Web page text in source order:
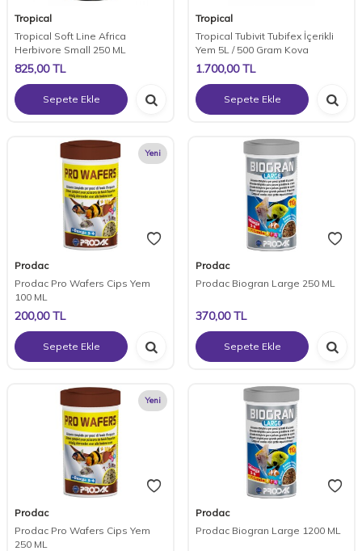
Tropical
Tropical Soft Line Africa
Herbivore Small 250 ML
825,00TL
Sepete Ekle
Tropical
Tropical Tubivit Tubifex İçerikli
Yem 5L / 500 Gram Kova
1.700,00TL
Sepete Ekle
Yeni
Prodac
Prodac Pro Wafers Cips Yem
100 ML
200,00TL
Sepete Ekle
Prodac
Prodac Biogran Large 250 ML
370,00TL
Sepete Ekle
Yeni
Prodac
Prodac Pro Wafers Cips Yem
250 ML
Prodac
Prodac Biogran Large 1200 ML